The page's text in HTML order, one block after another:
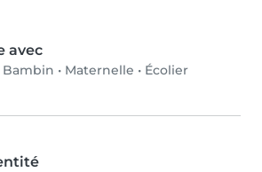
avec
Bambin • Maternelle • Écolier